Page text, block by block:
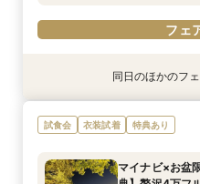
フェ
衣装試着 特典あり
【マイナビ限
自由なスタイ
所要時間：2時
衣装試着 特典あり
《親御様限定フ
からご相談まで◎
10:00〜
衣装試着 特典あり
【最短1ヵ月で
6名様から適用
談会
所要時間：2時
衣装試着 特典あり
※世界国際サミ
度◎【限定2組
所要時間：2時
衣装試着 特典あり
【お料理重視
はじめて相談会
10:00〜
【自宅で安心◎
×見積もり相談
11:30〜
同日のほかのフ
試食会 衣装試着 特典あり
マイナビ×お盆